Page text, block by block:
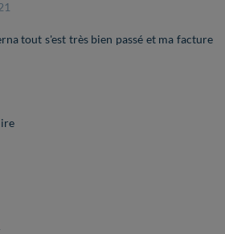
tout s'est très bien passé et ma facture